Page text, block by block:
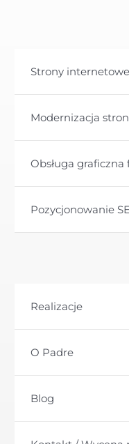
Strony internetowe
Modernizacja
Obsługa graficzna
Pozycjonowanie
Realizacje
O Padre
Blog